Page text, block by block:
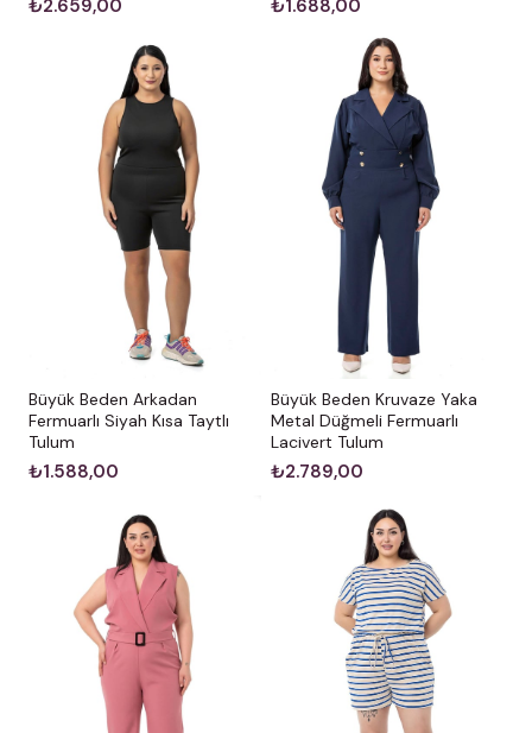
₺2.659,00 ₺1.688,00
Büyük Beden Arkadan
Fermuarlı Siyah Kısa Taytlı
Tulum
₺1.588,00
Büyük Beden Kruvaze Yaka
Metal Düğmeli Fermuarlı
Lacivert Tulum
₺2.789,00